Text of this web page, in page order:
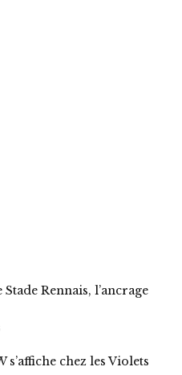
Rennais, l’ancrage
s’affiche chez les Violets